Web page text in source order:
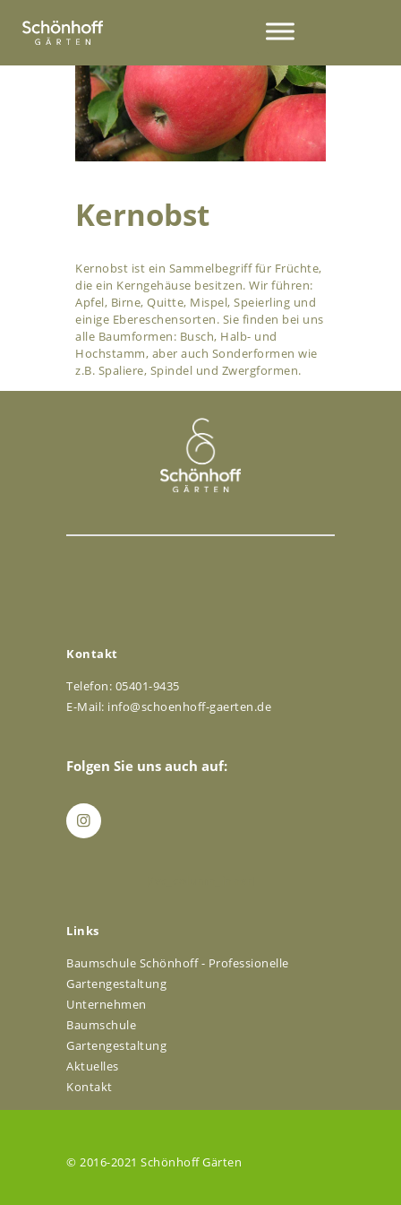
Kernobst
Kernobst ist ein Sammelbegriff für Früchte,
die ein Kerngehäuse besitzen. Wir führen:
Apfel, Birne, Quitte, Mispel, Speierling und
einige Ebereschensorten. Sie finden bei uns
alle Baumformen: Busch, Halb- und
Hochstamm, aber auch Sonderformen wie
z.B. Spaliere, Spindel und Zwergformen.
Kontakt
Telefon: 05401-9435
E-Mail: info@schoenhoff-gaerten.de
Folgen Sie uns auch auf:
Links
Baumschule Schönhoff - Professionelle
Gartengestaltung
Unternehmen
Baumschule
Gartengestaltung
Aktuelles
Kontakt
© 2016-2021 Schönhoff Gärten